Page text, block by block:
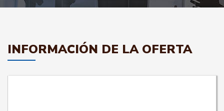
INFORMACIÓN DE LA OFERTA